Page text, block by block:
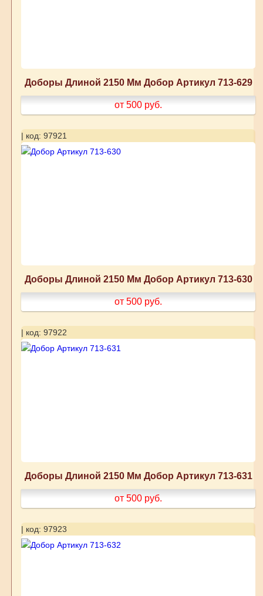
Доборы Длиной 2150 Мм Добор Артикул 713-629
от 500 руб.
| код: 97921
Доборы Длиной 2150 Мм Добор Артикул 713-630
от 500 руб.
| код: 97922
Доборы Длиной 2150 Мм Добор Артикул 713-631
от 500 руб.
| код: 97923